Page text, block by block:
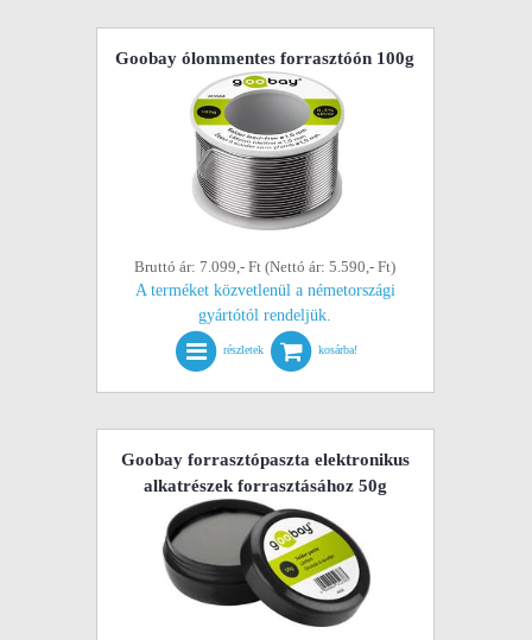
Goobay ólommentes forrasztóón 100g
Bruttó ár: 7.099,- Ft (Nettó ár: 5.590,- Ft)
A terméket közvetlenül a németországi
gyártótól rendeljük.
részletek kosárba!
Goobay forrasztópaszta elektronikus
alkatrészek forrasztásához 50g